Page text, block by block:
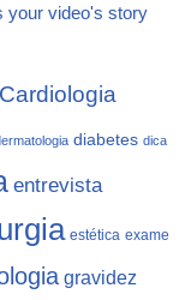
your video's story
Cardiologia
diabetes dica
entrevista
estética exame
gravidez